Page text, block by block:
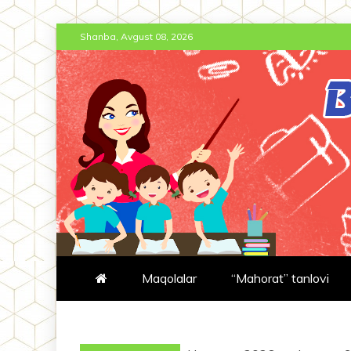
Skip
to
content
Shanba, Avgust 08, 2026
BT-
BOSHLANG'ICH TA'LIM
Maqolalar “Mahorat” tanlovi